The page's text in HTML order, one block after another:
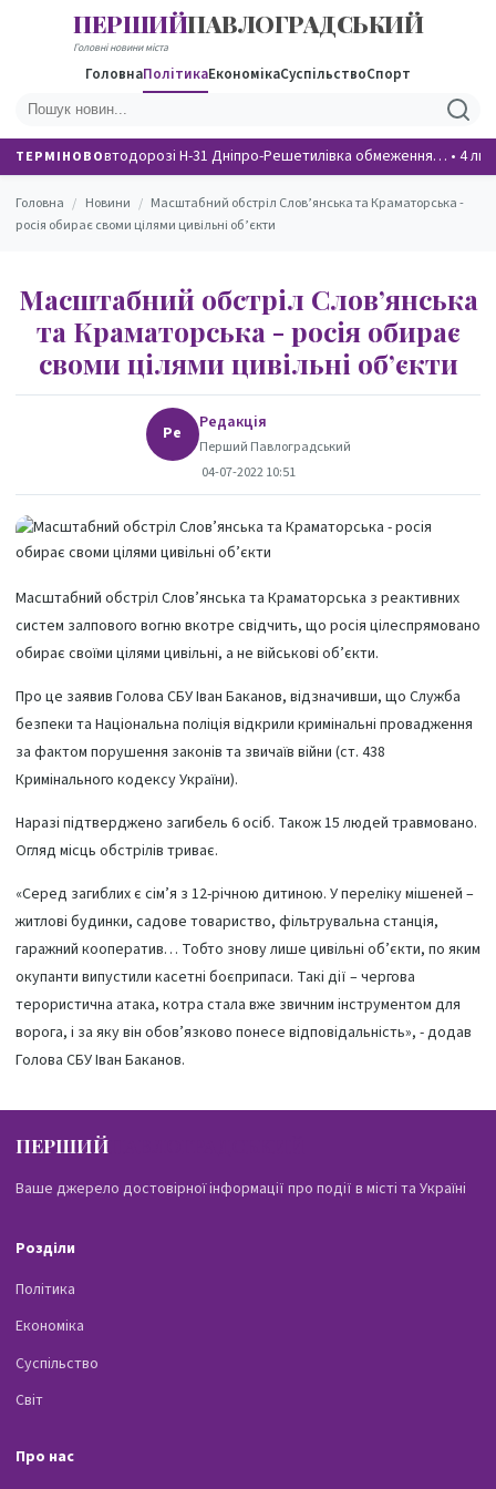
ПЕРШИЙПАВЛОГРАДСЬКИЙ
Головні новини міста
ГоловнаПолітикаЕкономікаСуспільствоСпорт
ТЕРМІНОВОНа автодорозі Н-31 Дніпро-Решетилівка обмеження… • 4
Головна / Новини / Масштабний обстріл Слов’янська та Краматорська -
росія обирає своми цілями цивільні об’єкти
Масштабний обстріл Слов’янська
та Краматорська - росія обирає
своми цілями цивільні об’єкти
Ре Редакція
Перший Павлоградський
04-07-2022 10:51
Масштабний обстріл Слов’янська та Краматорська з реактивних
систем залпового вогню вкотре свідчить, що росія цілеспрямовано
обирає своїми цілями цивільні, а не військові об’єкти.
Про це заявив Голова СБУ Іван Баканов, відзначивши, що Служба
безпеки та Національна поліція відкрили кримінальні провадження
за фактом порушення законів та звичаїв війни (ст. 438
Кримінального кодексу України).
Наразі підтверджено загибель 6 осіб. Також 15 людей травмовано.
Огляд місць обстрілів триває.
«Серед загиблих є сім’я з 12-річною дитиною. У переліку мішеней –
житлові будинки, садове товариство, фільтрувальна станція,
гаражний кооператив… Тобто знову лише цивільні об’єкти, по яким
окупанти випустили касетні боєприпаси. Такі дії – чергова
терористична атака, котра стала вже звичним інструментом для
ворога, і за яку він обов’язково понесе відповідальність», - додав
Голова СБУ Іван Баканов.
ПЕРШИЙ
Ваше джерело достовірної інформації про події в місті та Україні
Розділи
Політика
Економіка
Суспільство
Світ
Про нас